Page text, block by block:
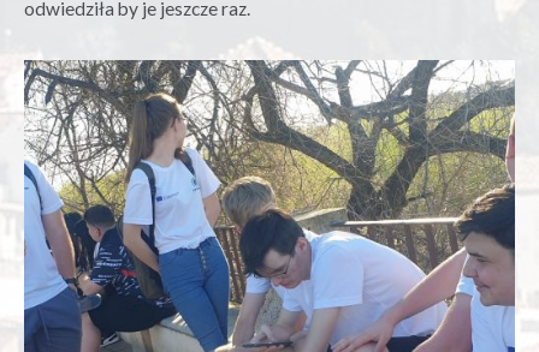
odwiedziła by je jeszcze raz.